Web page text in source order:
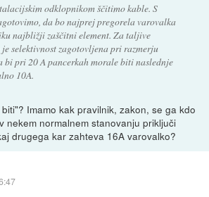
odklopnikom ščitimo kable. S
da bo najprej pregorela varovalka
najbližji zaščitni element. Za taljive
selektivnost zagotovljena pri razmerju
bi pri 20 A pancerkah morale biti naslednje
10A.
Imamo kak pravilnik, zakon, se ga kdo
nekem normalnem stanovanju priključi
drugega kar zahteva 16A varovalko?